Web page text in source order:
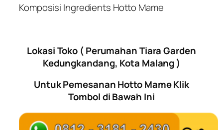
Komposisi Ingredients Hotto Mame
Lokasi Toko ( Perumahan Tiara Garden
Kedungkandang, Kota Malang )
Untuk Pemesanan Hotto Mame Klik
Tombol di Bawah Ini